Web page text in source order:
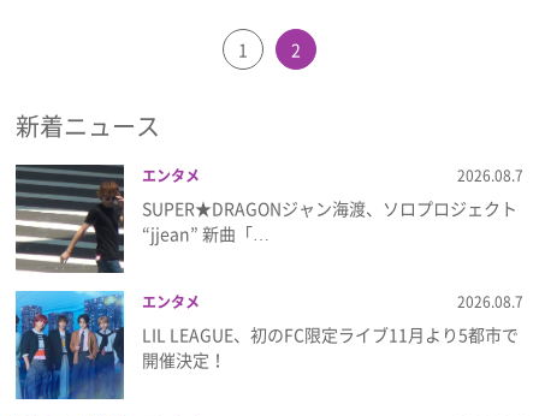
1 2
新着ニュース
エンタメ 2026.08.7
SUPER★DRAGONジャン海渡、ソロプロジェクト
“jjean” 新曲「…
エンタメ 2026.08.7
LIL LEAGUE、初のFC限定ライブ11月より5都市で
開催決定！